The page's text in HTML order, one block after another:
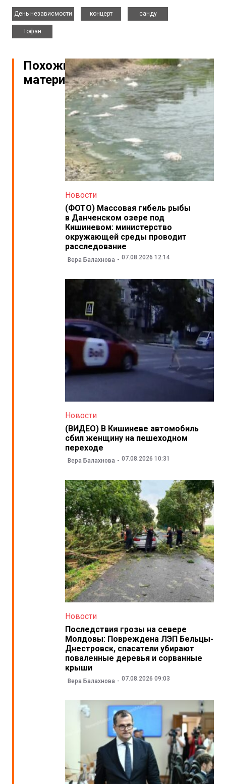
День независмости
концерт
санду
Тофан
Похожие
материалы
Новости
(ФОТО) Массовая гибель рыбы
в Данченском озере под
Кишиневом: министерство
окружающей среды проводит
расследование
Вера Балахнова 07.08.2026 12:14
Новости
(ВИДЕО) В Кишиневе автомобиль
сбил женщину на пешеходном
переходе
Вера Балахнова 07.08.2026 10:31
Новости
Последствия грозы на севере
Молдовы: Повреждена ЛЭП Бельцы-
Днестровск, спасатели убирают
поваленные деревья и сорванные
крыши
Вера Балахнова 07.08.2026 09:03